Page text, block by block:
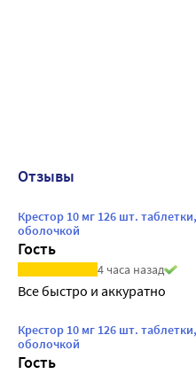
Отзывы
Крестор 10 мг 126 шт.
оболочкой
Гость
4 часа назад
Все быстро и аккуратно
Крестор 10 мг 126 шт.
оболочкой
Гость